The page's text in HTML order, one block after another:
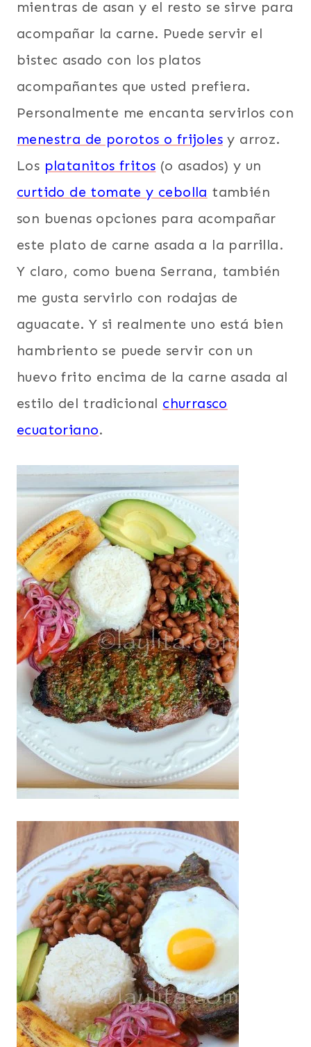
mientras de asan y el resto se sirve para
acompañar la carne. Puede servir el
bistec asado con los platos
acompañantes que usted prefiera.
Personalmente me encanta servirlos con
menestra de porotos o frijoles y arroz.
Los platanitos fritos (o asados) y un
curtido de tomate y cebolla también
son buenas opciones para acompañar
este plato de carne asada a la parrilla.
Y claro, como buena Serrana, también
me gusta servirlo con rodajas de
aguacate. Y si realmente uno está bien
hambriento se puede servir con un
huevo frito encima de la carne asada al
estilo del tradicional churrasco
ecuatoriano.